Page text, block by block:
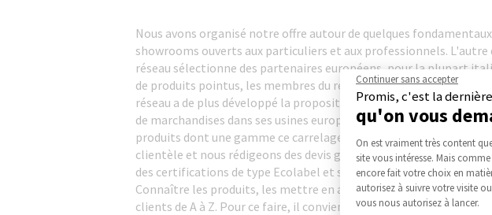
Nous avons organisé notre offre autour de quelques
showrooms ouverts aux particuliers et aux professionnels.
réseau sélectionne des partenaires européens, pour la plupart
de produits pointus, les membres du réseau apportent à leurs
réseau a de plus développé la proposition de plans de salle de
de marchandises dans ses usines européennes partenaires. La
produits dont une gamme ce carrelage en Marque De
clientèle et nous rédigeons des devis gratuitset personnalisés.
des certifications de type Ecolabel et sont donc éco-compatibles.
Connaître les produits, les mettre en avant, guider les clients
clients de A à Z. Pour ce faire, il convient de commencer à
Continuer sans accepter
Promis, c'est la
qu'on vous
Plateforme de
On est vraiment très content
site vous intéresse. Mais
encore fait votre choix en
autorisez à suivre votre visite
vous nous autorisez à lancer.